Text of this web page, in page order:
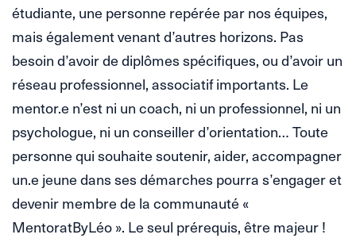
étudiante, une personne repérée par nos équipes,
mais également venant d’autres horizons. Pas
besoin d’avoir de diplômes spécifiques, ou d’avoir un
réseau professionnel, associatif importants. Le
mentor.e n’est ni un coach, ni un professionnel, ni un
psychologue, ni un conseiller d’orientation… Toute
personne qui souhaite soutenir, aider, accompagner
un.e jeune dans ses démarches pourra s’engager et
devenir membre de la communauté «
MentoratByLéo ». Le seul prérequis, être majeur !